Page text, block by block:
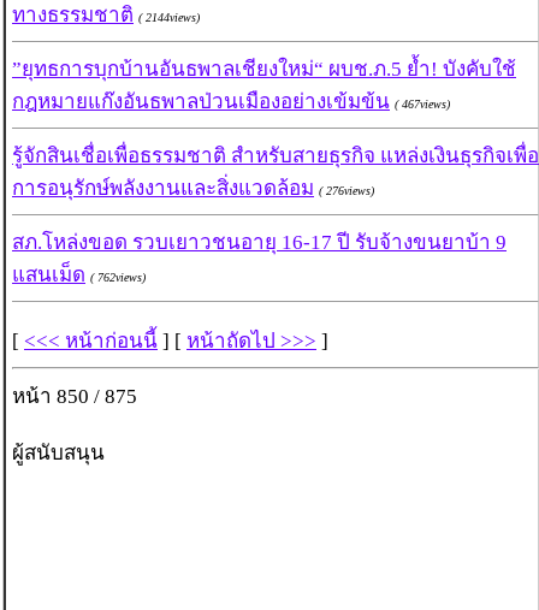
ทางธรรมชาติ ( 2144views)
”ยุทธการบุกบ้านอันธพาลเชียงใหม่“ ผบช.ภ.5 ย้ำ! บังคับใช้
กฎหมายแก๊งอันธพาลป่วนเมืองอย่างเข้มข้น ( 467views)
รู้จักสินเชื่อเพื่อธรรมชาติ สำหรับสายธุรกิจ แหล่งเงินธุรกิจเพื่อ
การอนุรักษ์พลังงานและสิ่งแวดล้อม ( 276views)
สภ.โหล่งขอด รวบเยาวชนอายุ 16-17 ปี รับจ้างขนยาบ้า 9
แสนเม็ด ( 762views)
[ <<< หน้าก่อนนี้ ] [ หน้าถัดไป >>> ]
หน้า 850 / 875
ผู้สนับสนุน